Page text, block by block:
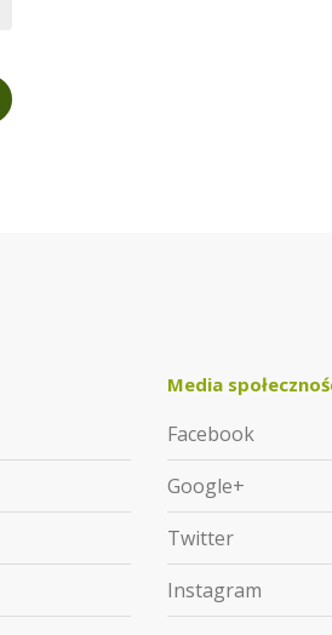
Media
Facebook
Google+
Twitter
Instagram